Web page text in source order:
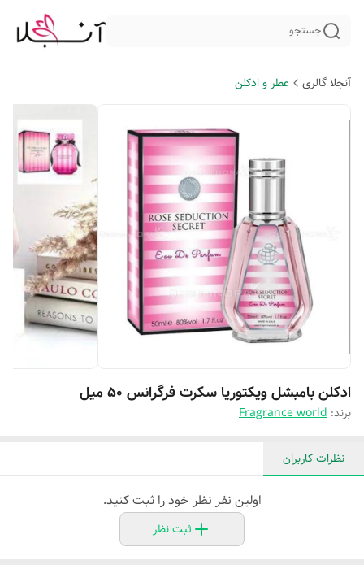
جستجو
آنجلا گالری عطر و ادکلن
ادکلن بامبشل ویکتوریا سکرت فرگرانس ۵۰ میل
برند: Fragrance world
نظرات کاربران
اولین نفر نظر خود را ثبت کنید.
ثبت نظر